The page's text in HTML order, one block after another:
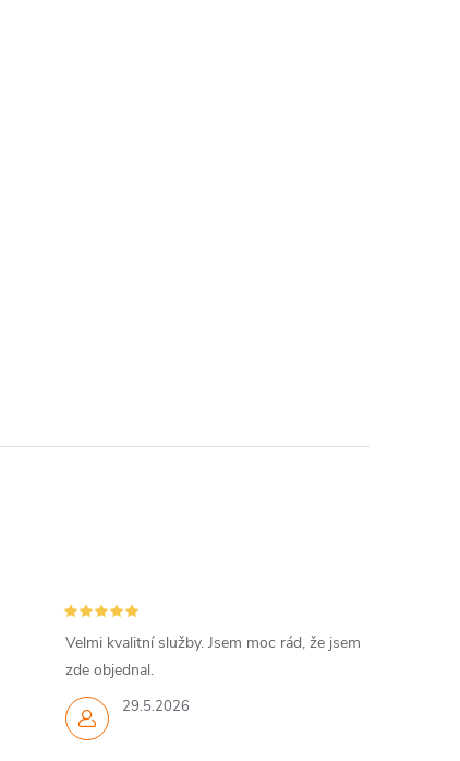
29.5.2026
Velmi kvalitní služby. Jsem moc rád, že jsem
zde objednal.